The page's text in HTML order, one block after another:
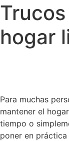
hogar
Para muchas
mantener el
tiempo o
poner en